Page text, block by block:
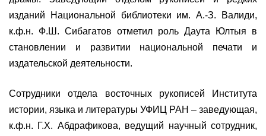
изданий Национальной библиотеки им. А.-З. Валиди,
к.ф.н. Ф.Ш. Сибагатов отметил роль Даута Юлтыя в
становлении и развитии национальной печати и
издательской деятельности.
Сотрудники отдела восточных рукописей Института
истории, языка и литературы УФИЦ РАН – заведующая,
к.ф.н. Г.Х. Абдрафикова, ведущий научный сотрудник,